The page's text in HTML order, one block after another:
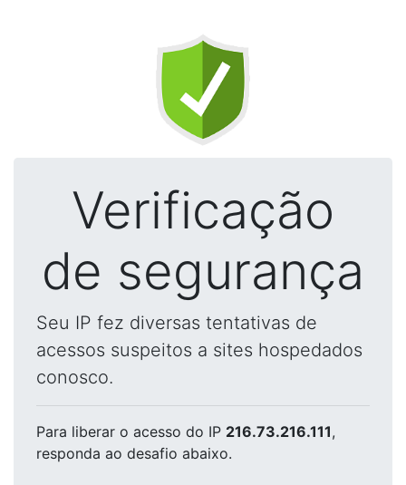
Verificação
de segurança
Seu IP fez diversas tentativas de
acessos suspeitos a sites hospedados
conosco.
Para liberar o acesso do IP 216.73.216.111,
responda ao desafio abaixo.